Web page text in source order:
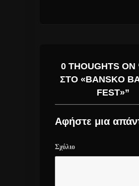
0 THOUGHTS ON
ΣΤΟ «BANSKO
FEST»”
Αφήστε μια
Σχόλιο